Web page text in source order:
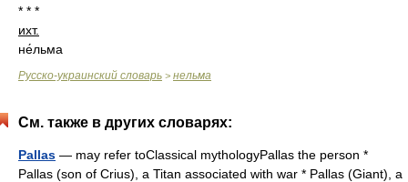
* * *
ихт.
не́льма
Русско-украинский словарь > нельма
См. также в других словарях:
Pallas — may refer toClassical mythologyPallas the person *
Pallas (son of Crius), a Titan associated with war * Pallas (Giant), a